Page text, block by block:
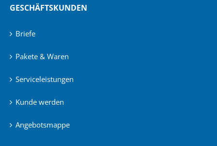
GESCHÄFTSKUNDEN
Briefe
Pakete & Waren
Serviceleistungen
Kunde werden
Angebotsmappe